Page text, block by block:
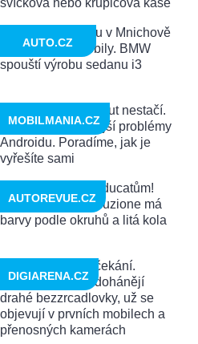
AUTO.CZ
MOBILMANIA.CZ
AUTOREVUE.CZ
DIGIARENA.CZ